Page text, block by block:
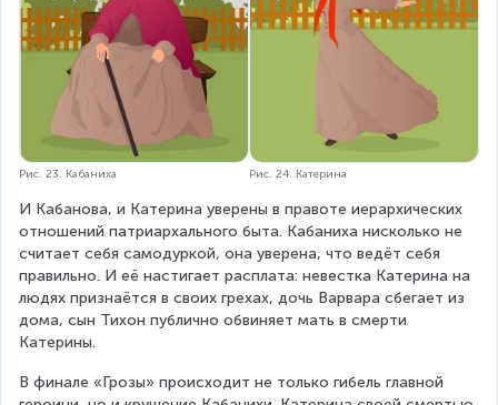
Рис. 23. Кабаниха Рис. 24. Катерина
И Кабанова, и Катерина уверены в правоте иерархических
отношений патриархального быта. Кабаниха нисколько не
считает себя самодуркой, она уверена, что ведёт себя
правильно. И её настигает расплата: невестка Катерина на
людях признаётся в своих грехах, дочь Варвара сбегает из
дома, сын Тихон публично обвиняет мать в смерти
Катерины.
В финале «Грозы» происходит не только гибель главной